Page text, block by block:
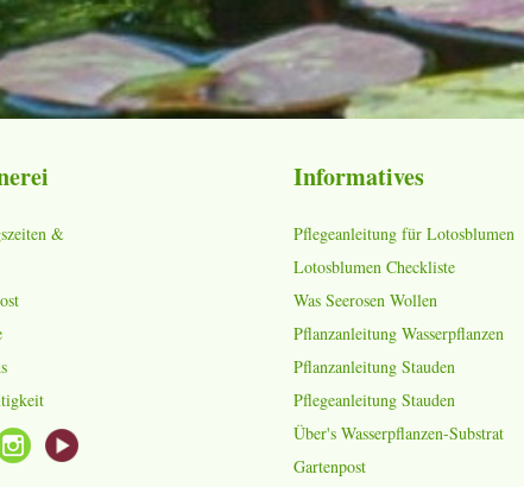
&
Informatives
Pflegeanleitung für Lotosblumen
Lotosblumen Checkliste
Was Seerosen Wollen
Pflanzanleitung Wasserpflanzen
Pflanzanleitung Stauden
Pflegeanleitung Stauden
Über's Wasserpflanzen-Substrat
Gartenpost